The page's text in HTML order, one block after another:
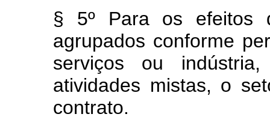
§ 5º Para os efeitos
agrupados conforme
serviços ou
atividades mistas, o
contrato.